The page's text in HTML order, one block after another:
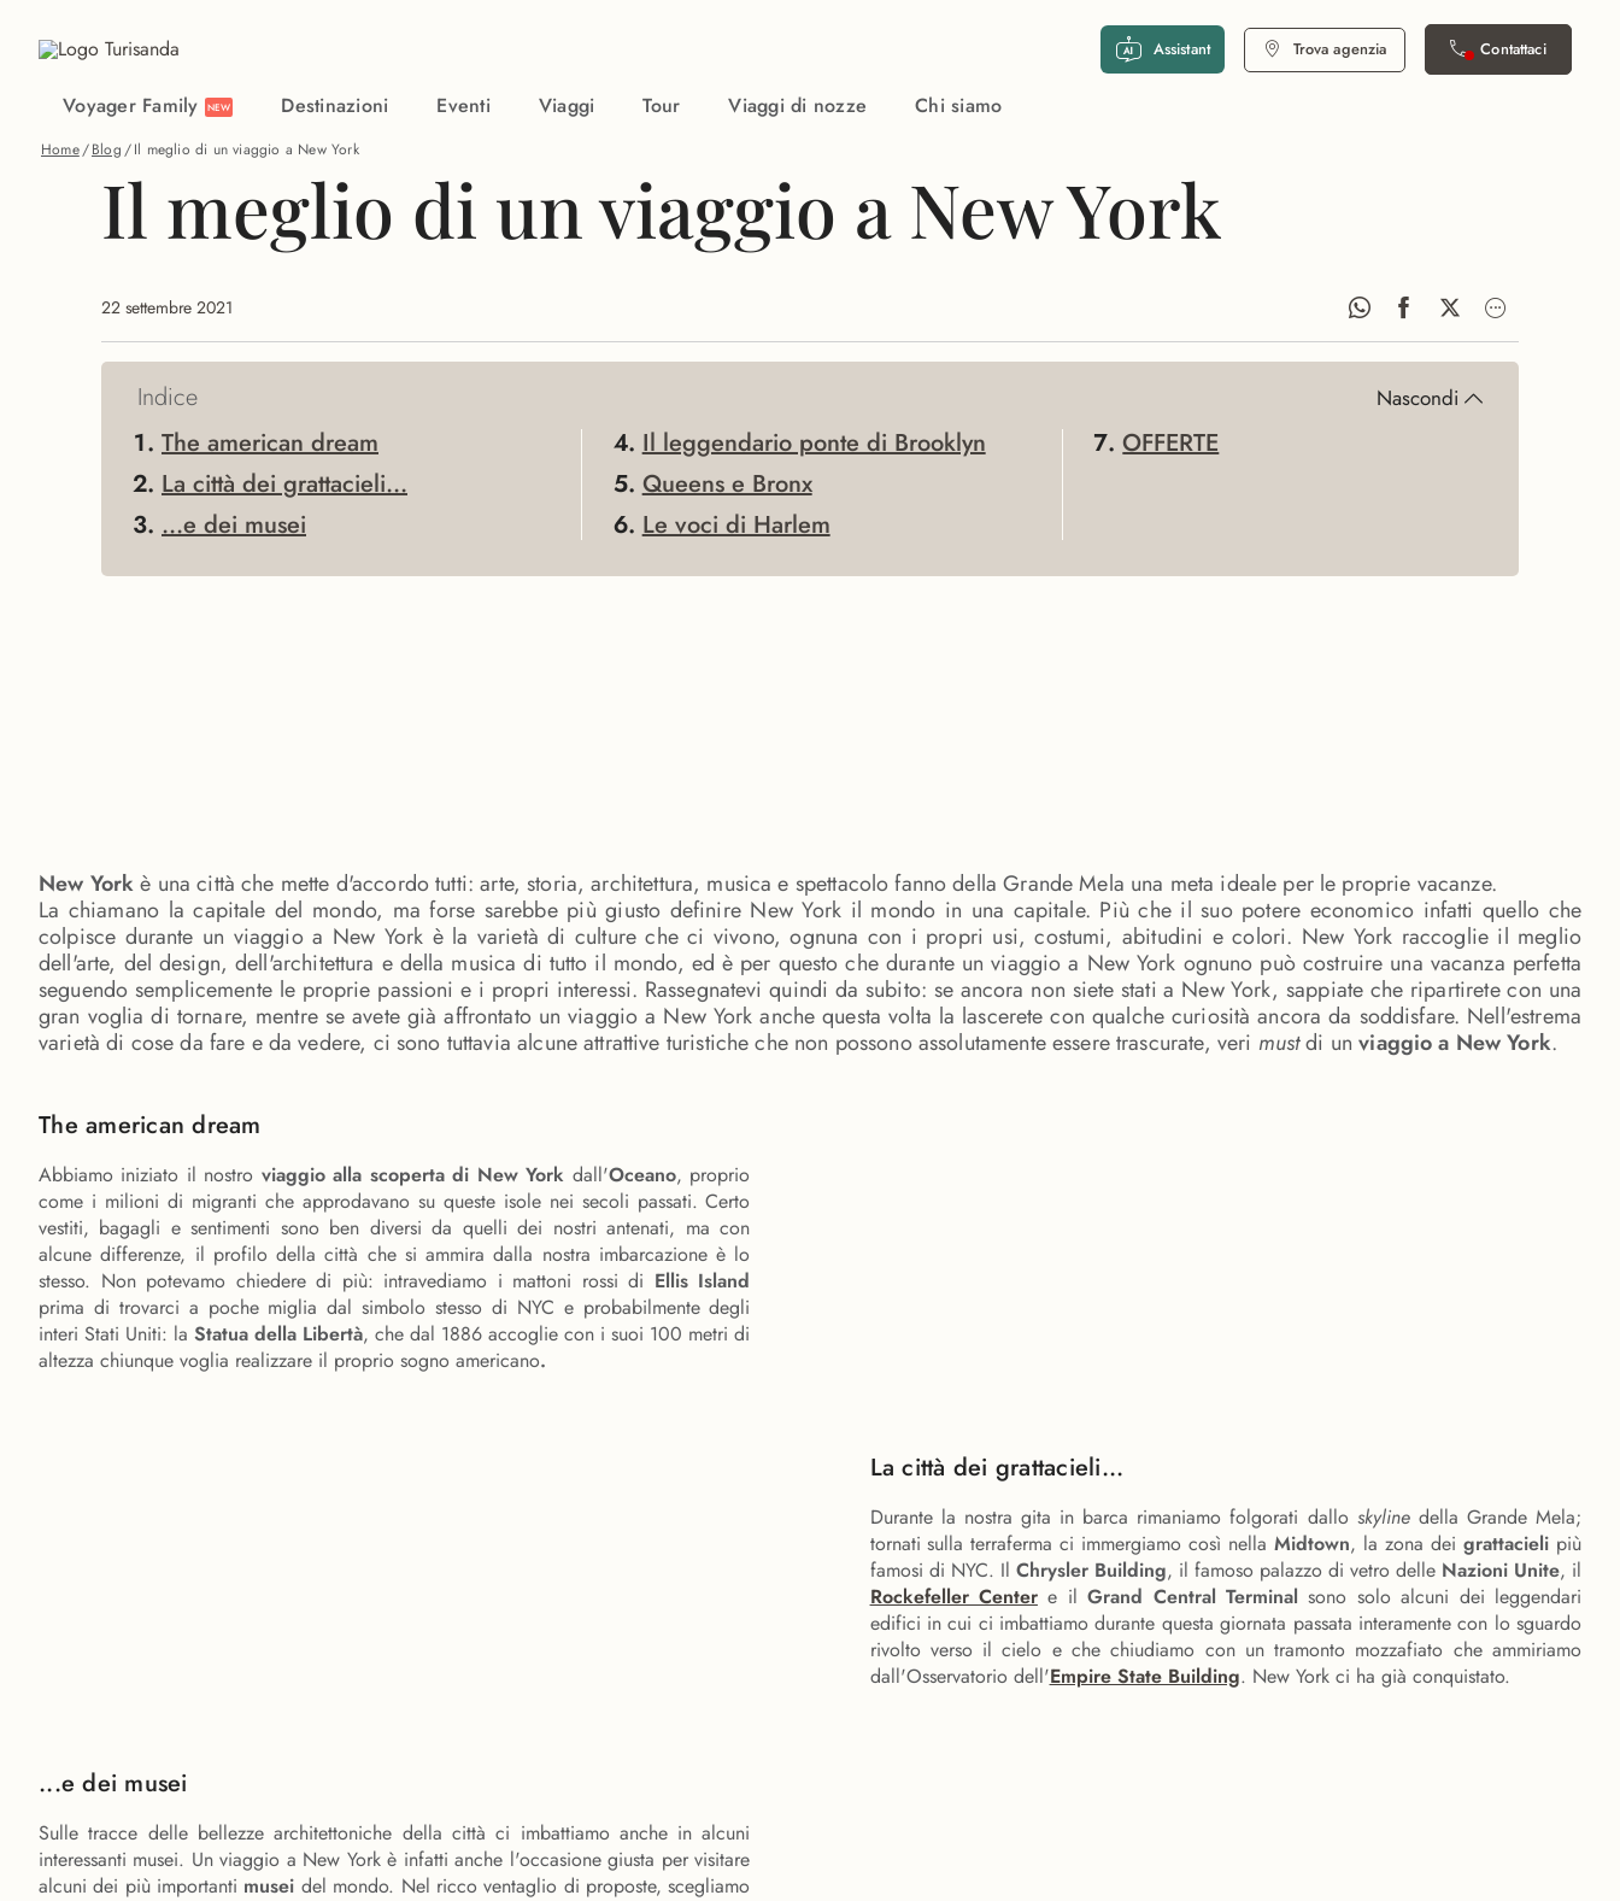
Assistant Trova agenzia Contattaci
Voyager Family NEW Destinazioni Eventi Viaggi Tour Viaggi di nozze Chi siamo
Home/Blog/Il meglio di un viaggio a New York
Il meglio di un viaggio a New York
22 settembre 2021
Indice Nascondi
The american dream
La città dei grattacieli...
...e dei musei
Il leggendario ponte di Brooklyn
Queens e Bronx
Le voci di Harlem
OFFERTE
New Yorkè una città che mette d'accordo tutti: arte, storia, architettura, musica e spettacolo fanno della Grande Mela una meta ideale per le proprie vacanze.
La chiamano la capitale del mondo, ma forse sarebbe più giusto definire New York il mondo in una capitale. Più che il suo potere economico infatti quello che
colpisce durante un viaggio a New York è la varietà di culture che ci vivono, ognuna con i propri usi, costumi, abitudini e colori. New York raccoglie il meglio
dell'arte, del design, dell'architettura e della musica di tutto il mondo, ed è per questo che durante un viaggio a New York ognuno può costruire una vacanza perfetta
seguendo semplicemente le proprie passioni e i propri interessi. Rassegnatevi quindi da subito: se ancora non siete stati a New York, sappiate che ripartirete con una
gran voglia di tornare, mentre se avete già affrontato un viaggio a New York anche questa volta la lascerete con qualche curiosità ancora da soddisfare. Nell'estrema
varietà di cose da fare e da vedere, ci sono tuttavia alcune attrattive turistiche che non possono assolutamente essere trascurate, veri mustdi un viaggio a New York.
The american dream
Abbiamo iniziato il nostro viaggio alla scoperta di New York dall'Oceano, proprio
come i milioni di migranti che approdavano su queste isole nei secoli passati. Certo
vestiti, bagagli e sentimenti sono ben diversi da quelli dei nostri antenati, ma con
alcune differenze, il profilo della città che si ammira dalla nostra imbarcazione è lo
stesso. Non potevamo chiedere di più: intravediamo i mattoni rossi di Ellis Island
prima di trovarci a poche miglia dal simbolo stesso di NYC e probabilmente degli
interi Stati Uniti: laStatua della Libertà, che dal 1886 accoglie con i suoi 100 metri di
altezza chiunque voglia realizzare il proprio sogno americano.
La città dei grattacieli...
Durante la nostra gita in barca rimaniamo folgorati dallo skylinedella Grande Mela;
tornati sulla terraferma ci immergiamo così nellaMidtown, la zona deigrattacieli più
famosi di NYC. Il Chrysler Building, il famoso palazzo di vetro delle Nazioni Unite, il
Rockefeller Centere ilGrand Central Terminal sono solo alcuni dei leggendari
edifici in cui ci imbattiamo durante questa giornata passata interamente con lo sguardo
rivolto verso il cielo e che chiudiamo con un tramonto mozzafiato che ammiriamo
dall'Osservatorio dell'Empire State Building. New York ci ha già conquistato.
...e dei musei
Sulle tracce delle bellezze architettoniche della città ci imbattiamo anche in alcuni
interessanti musei. Un viaggio a New York è infatti anche l'occasione giusta per visitare
alcuni dei più importanti musei del mondo. Nel ricco ventaglio di proposte, scegliamo